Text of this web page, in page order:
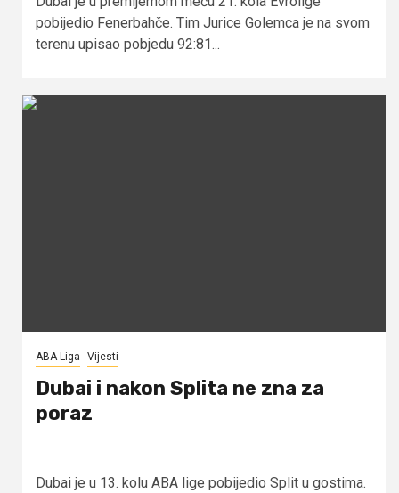
pobijedio Fenerbahče. Tim Jurice Golemca je na svom
terenu upisao pobjedu 92:81...
ABA Liga Vijesti
Dubai i nakon Splita ne zna za
poraz
Dubai je u 13. kolu ABA lige pobijedio Split u gostima.